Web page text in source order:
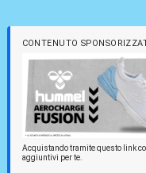
CONTENUTO
Acquistando tramite questo link
aggiuntivi per te.